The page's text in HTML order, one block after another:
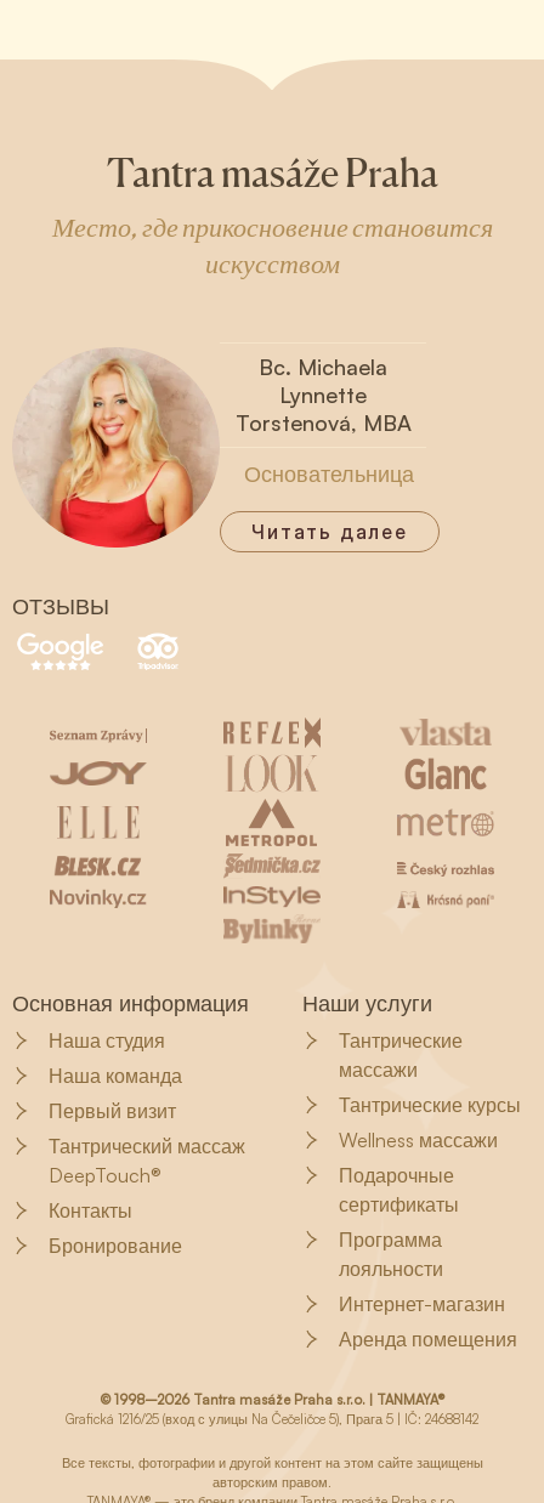
Tantra masáže Praha
Место, где прикосновение становится
искусством
Bc. Michaela
Lynnette
Torstenová, MBA
Основательница
Читать далее
ОТЗЫВЫ
Основная информация
Наша студия
Наша команда
Первый визит
Тантрический массаж
DeepTouch®
Контакты
Бронирование
Наши услуги
Тантрические
массажи
Тантрические курсы
Wellness массажи
Подарочные
сертификаты
Программа
лояльности
Интернет-магазин
Аренда помещения
© 1998–2026 Tantra masáže Praha s.r.o. | TANMAYA®
Grafická 1216/25 (вход с улицы Na Čečeličce 5), Прага 5 | IČ: 24688142
Все тексты, фотографии и другой контент на этом сайте защищены
авторским правом.